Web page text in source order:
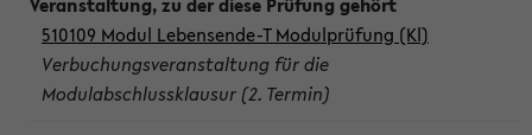
510109 Modul Lebensende-T Modulprüfung (Kl)
Verbuchungsveranstaltung für die
Modulabschlussklausur (2. Termin)